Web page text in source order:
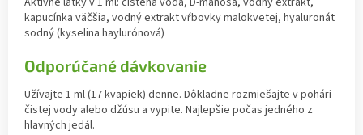
kapucínka väčšia, vodný extrakt vŕbovky malokvetej, hyaluronát
sodný (kyselina haylurónová)
Odporúčané dávkovanie
Užívajte 1 ml (17 kvapiek) denne. Dôkladne rozmiešajte v pohári
čistej vody alebo džúsu a vypite. Najlepšie počas jedného z
hlavných jedál.